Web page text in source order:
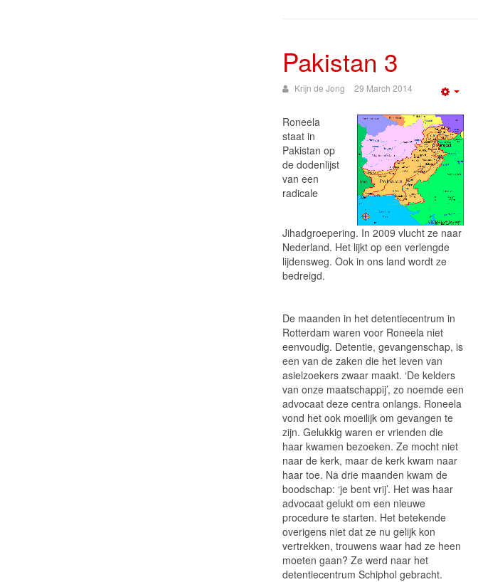
Pakistan 3
Krijn de Jong 29 March 2014
Roneela
staat in
Pakistan op
de dodenlijst
van een
radicale
Jihadgroepering. In 2009 vlucht ze naar
Nederland. Het lijkt op een verlengde
lijdensweg. Ook in ons land wordt ze
bedreigd.
De maanden in het detentiecentrum in
Rotterdam waren voor Roneela niet
eenvoudig. Detentie, gevangenschap, is
een van de zaken die het leven van
asielzoekers zwaar maakt. ‘De kelders
van onze maatschappij’, zo noemde een
advocaat deze centra onlangs. Roneela
vond het ook moeilijk om gevangen te
zijn. Gelukkig waren er vrienden die
haar kwamen bezoeken. Ze mocht niet
naar de kerk, maar de kerk kwam naar
haar toe. Na drie maanden kwam de
boodschap: ‘je bent vrij’. Het was haar
advocaat gelukt om een nieuwe
procedure te starten. Het betekende
overigens niet dat ze nu gelijk kon
vertrekken, trouwens waar had ze heen
moeten gaan? Ze werd naar het
detentiecentrum Schiphol gebracht.